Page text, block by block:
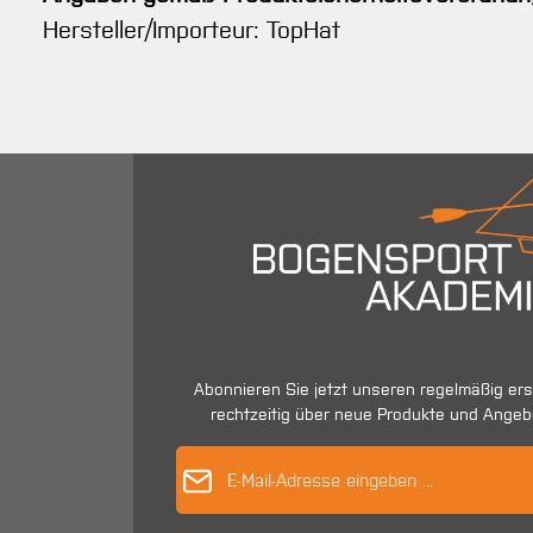
Hersteller/Importeur: TopHat
Abonnieren Sie jetzt unseren regelmäßig
rechtzeitig über neue Produkte und